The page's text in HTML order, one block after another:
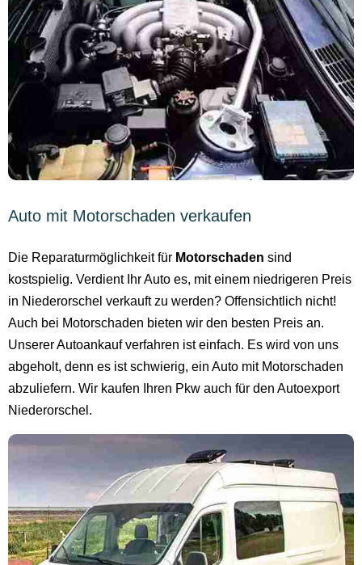
Auto mit Motorschaden verkaufen
Die Reparaturmöglichkeit für Motorschaden sind
kostspielig. Verdient Ihr Auto es, mit einem niedrigeren Preis
in Niederorschel verkauft zu werden? Offensichtlich nicht!
Auch bei Motorschaden bieten wir den besten Preis an.
Unserer Autoankauf verfahren ist einfach. Es wird von uns
abgeholt, denn es ist schwierig, ein Auto mit Motorschaden
abzuliefern. Wir kaufen Ihren Pkw auch für den Autoexport
Niederorschel.